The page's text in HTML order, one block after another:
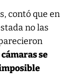
contó que en
no las
cámaras se